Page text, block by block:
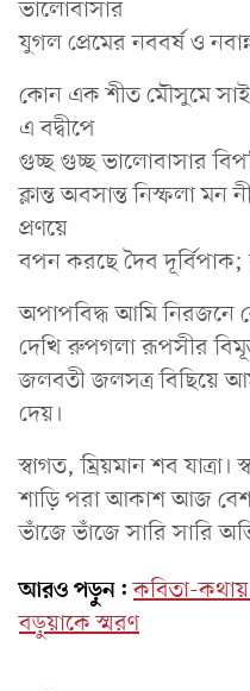
ভালোবাসার
যুগল প্রেমের নববর্ষ ও
কোন এক শীত মৌসুমে
এ বদ্বীপে
গুচ্ছ গুচ্ছ ভালোবাসার
ক্লান্ত অবসান্ত নিস্ফলা
প্রণয়ে
বপন করছে দৈব দূর্বিপাক;
অপাপবিদ্ধ আমি নিরজনে
দেখি রুপগলা রূপসীর
জলবতী জলসত্র বিছিয়ে
দেয়।
স্বাগত, ম্রিয়মান শব যাত্রা।
শাড়ি পরা আকাশ আজ
ভাঁজে ভাঁজে সারি সারি
আরও পড়ুন: কবিতা-
বড়ুয়াকে স্মরণ